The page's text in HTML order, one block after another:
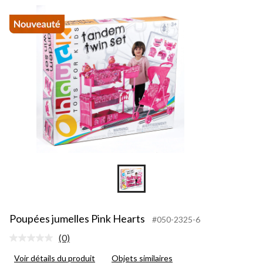
Poupées jumelles Pink Hearts #050-2325-6
Aucune
pour
(0)
Voir détails du produit Objets similaires